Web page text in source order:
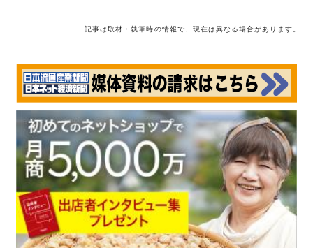
記事は取材・執筆時の情報で、現在は異なる場合があります。